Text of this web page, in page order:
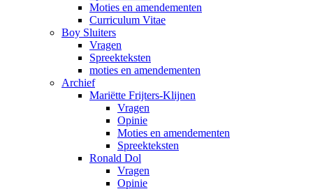
Moties en amendementen
Curriculum Vitae
Boy Sluiters
Vragen
Spreekteksten
moties en amendementen
Archief
Mariëtte Frijters-Klijnen
Vragen
Opinie
Moties en amendementen
Spreekteksten
Ronald Dol
Vragen
Opinie